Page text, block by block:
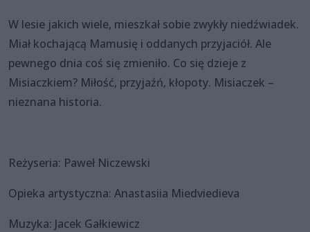
W lesie jakich wiele, mieszkał sobie zwykły niedźwiadek.
Miał kochającą Mamusię i oddanych przyjaciół. Ale
pewnego dnia coś się zmieniło. Co się dzieje z
Misiaczkiem? Miłość, przyjaźń, kłopoty. Misiaczek –
nieznana historia.
Reżyseria: Paweł Niczewski
Opieka artystyczna: Anastasiia Miedviedieva
Muzyka: Jacek Gałkiewicz